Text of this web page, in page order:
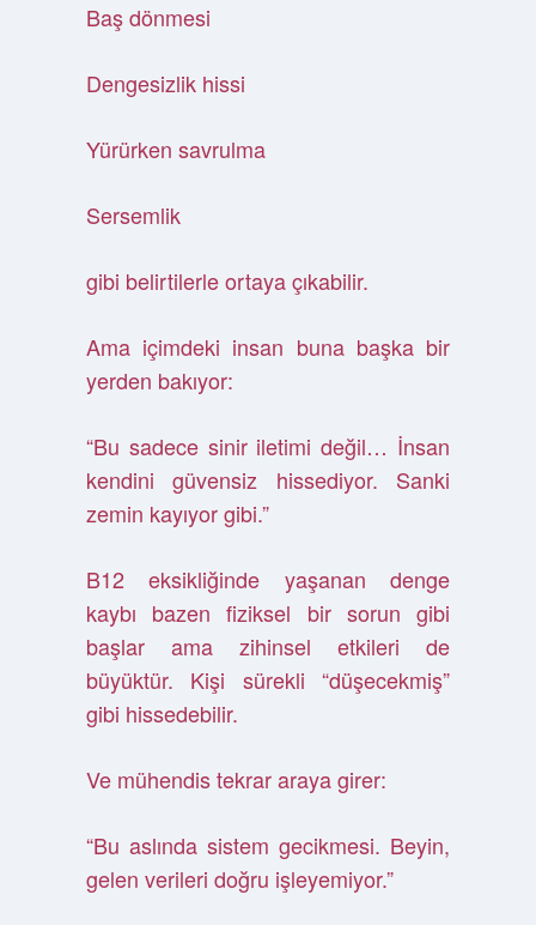
Baş dönmesi
Dengesizlik hissi
Yürürken savrulma
Sersemlik
gibi belirtilerle ortaya çıkabilir.
Ama içimdeki insan buna başka bir
yerden bakıyor:
“Bu sadece sinir iletimi değil… İnsan
kendini güvensiz hissediyor. Sanki
zemin kayıyor gibi.”
B12 eksikliğinde yaşanan denge
kaybı bazen fiziksel bir sorun gibi
başlar ama zihinsel etkileri de
büyüktür. Kişi sürekli “düşecekmiş”
gibi hissedebilir.
Ve mühendis tekrar araya girer:
“Bu aslında sistem gecikmesi. Beyin,
gelen verileri doğru işleyemiyor.”